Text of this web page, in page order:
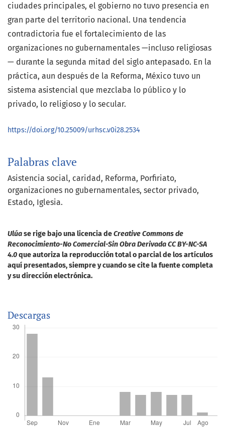
Palabras clave
Asistencia social caridad Reforma Porfiriato
organizaciones no gubernamentales sector privado
Estado Iglesia.
ciudades principales, el gobierno no tuvo presencia en
gran parte del territorio nacional. Una tendencia
contradictoria fue el fortalecimiento de las
organizaciones no gubernamentales —incluso religiosas
— durante la segunda mitad del siglo antepasado. En la
práctica, aun después de la Reforma, México tuvo un
sistema asistencial que mezclaba lo público y lo
privado, lo religioso y lo secular.
https://doi.org/10.25009/urhsc.v0i28.2534
Ulúase rige bajo una licencia deCreative Commons de
Reconocimiento-No Comercial-Sin Obra Derivada CC BY-NC-SA
4.0que autoriza la reproducción total o parcial de los artículos
aquí presentados, siempre y cuando se cite la fuente completa
y su dirección electrónica.
Descargas